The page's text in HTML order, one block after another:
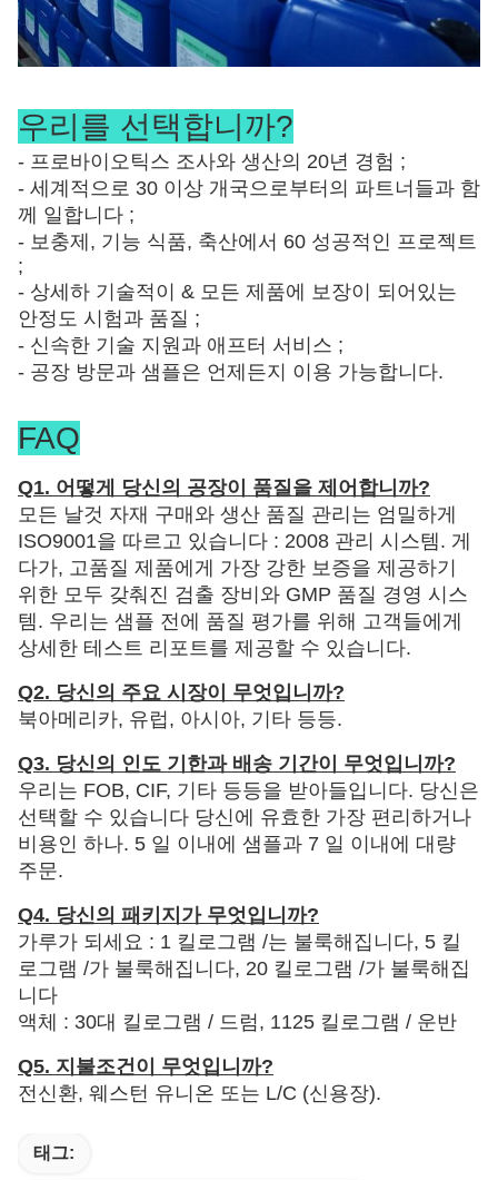
우리를 선택합니까?
- 프로바이오틱스 조사와 생산의 20년 경험 ;
- 세계적으로 30 이상 개국으로부터의 파트너들과 함
께 일합니다 ;
- 보충제, 기능 식품, 축산에서 60 성공적인 프로젝트
;
- 상세하 기술적이 & 모든 제품에 보장이 되어있는
안정도 시험과 품질 ;
- 신속한 기술 지원과 애프터 서비스 ;
- 공장 방문과 샘플은 언제든지 이용 가능합니다.
FAQ
Q1. 어떻게 당신의 공장이 품질을 제어합니까?
모든 날것 자재 구매와 생산 품질 관리는 엄밀하게
ISO9001을 따르고 있습니다 : 2008 관리 시스템. 게
다가, 고품질 제품에게 가장 강한 보증을 제공하기
위한 모두 갖춰진 검출 장비와 GMP 품질 경영 시스
템. 우리는 샘플 전에 품질 평가를 위해 고객들에게
상세한 테스트 리포트를 제공할 수 있습니다.
Q2. 당신의 주요 시장이 무엇입니까?
북아메리카, 유럽, 아시아, 기타 등등.
Q3. 당신의 인도 기한과 배송 기간이 무엇입니까?
우리는 FOB, CIF, 기타 등등을 받아들입니다. 당신은
선택할 수 있습니다 당신에 유효한 가장 편리하거나
비용인 하나. 5 일 이내에 샘플과 7 일 이내에 대량
주문.
Q4. 당신의 패키지가 무엇입니까?
가루가 되세요 : 1 킬로그램 /는 불룩해집니다, 5 킬
로그램 /가 불룩해집니다, 20 킬로그램 /가 불룩해집
니다
액체 : 30대 킬로그램 / 드럼, 1125 킬로그램 / 운반
Q5. 지불조건이 무엇입니까?
전신환, 웨스턴 유니온 또는 L/C (신용장).
태그: